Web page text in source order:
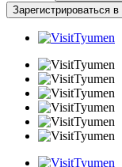
Зарегистрироваться